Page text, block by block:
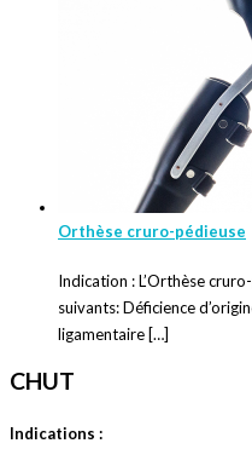
Orthèse cruro-pédieuse
Indication : L’Orthèse
suivants: Déficience
ligamentaire […]
CHUT
Indications :